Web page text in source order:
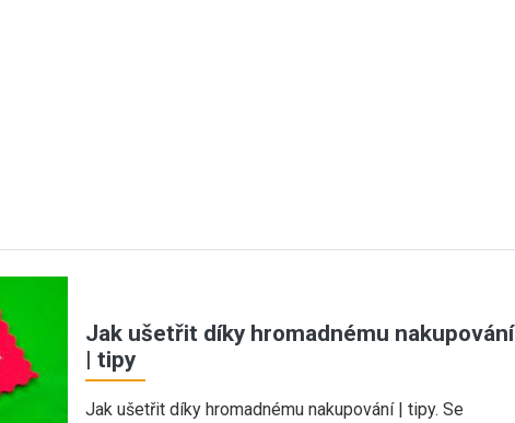
Jak ušetřit díky hromadnému nakupování
| tipy
Jak ušetřit díky hromadnému nakupování | tipy. Se